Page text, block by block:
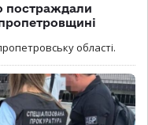
постраждали
області.